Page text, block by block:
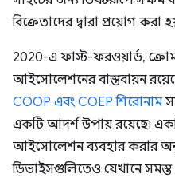
বিক্রেতাদের দ্বারা প্রয়োগ করা
2020-এ ফাস্ট-ফরওয়ার্ড,
আইসোলেশনের বাস্তবায়ন
COOP এবং COEP শিরোনাম
একটি আদর্শ উপায় রয়েছে৷
আইসোলেশন ব্যবহার করার
ডিভাইসগুলিতেও যেখানে